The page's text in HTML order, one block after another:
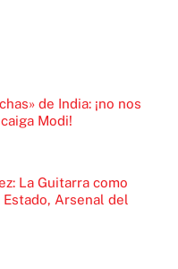
de India: ¡no nos
Modi!
La Guitarra como
Arsenal del